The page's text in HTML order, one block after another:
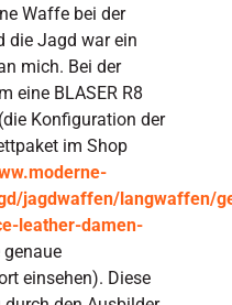
Waffe bei der
die Jagd war ein
mich. Bei der
eine BLASER R8
Konfiguration der
im Shop
jagdwaffen/langwaffen/
leather-damen-
genaue
einsehen). Diese